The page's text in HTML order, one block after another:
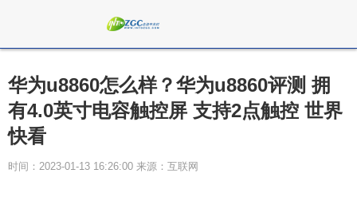
华为u8860怎么样？华为u8860评测 拥
有4.0英寸电容触控屏 支持2点触控 世界
快看
时间：2023-01-13 16:26:00 来源：互联网